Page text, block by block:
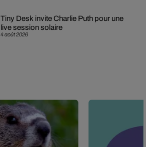
4 août 2026
Tiny Desk invite Charlie Puth pour une
live session solaire